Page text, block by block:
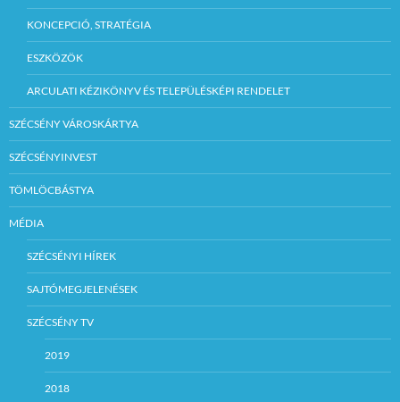
KONCEPCIÓ, STRATÉGIA
ESZKÖZÖK
ARCULATI KÉZIKÖNYV ÉS TELEPÜLÉSKÉPI RENDELET
SZÉCSÉNY VÁROSKÁRTYA
SZÉCSÉNYINVEST
TÖMLÖCBÁSTYA
MÉDIA
SZÉCSÉNYI HÍREK
SAJTÓMEGJELENÉSEK
SZÉCSÉNY TV
2019
2018